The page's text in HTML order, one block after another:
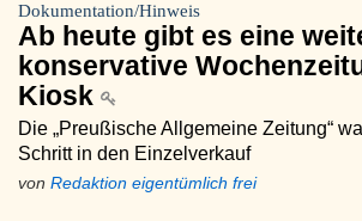
Dokumentation/Hinweis
Ab heute gibt es eine
konservative
Kiosk
Die „Preußische Allgemeine Zeitung“
Schritt in den Einzelverkauf
von Redaktion eigentümlich frei